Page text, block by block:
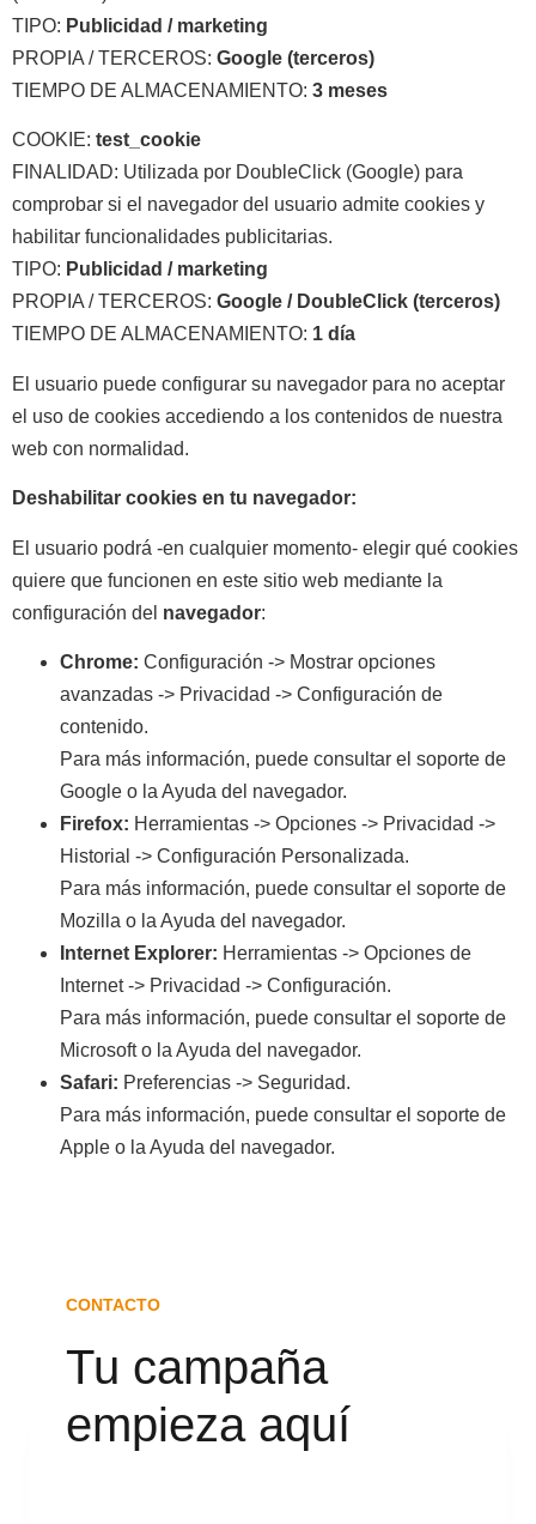
TIPO: Publicidad / marketing
PROPIA / TERCEROS: Google (terceros)
TIEMPO DE ALMACENAMIENTO: 3 meses
COOKIE: test_cookie
FINALIDAD: Utilizada por DoubleClick (Google) para
comprobar si el navegador del usuario admite cookies y
habilitar funcionalidades publicitarias.
TIPO: Publicidad / marketing
PROPIA / TERCEROS: Google / DoubleClick (terceros)
TIEMPO DE ALMACENAMIENTO: 1 día
El usuario puede configurar su navegador para no aceptar
el uso de cookies accediendo a los contenidos de nuestra
web con normalidad.
Deshabilitar cookies en tu navegador:
El usuario podrá -en cualquier momento- elegir qué cookies
quiere que funcionen en este sitio web mediante la
configuración del navegador:
Chrome: Configuración -> Mostrar opciones
avanzadas -> Privacidad -> Configuración de
contenido.
Para más información, puede consultar el soporte de
Google o la Ayuda del navegador.
Firefox: Herramientas -> Opciones -> Privacidad ->
Historial -> Configuración Personalizada.
Para más información, puede consultar el soporte de
Mozilla o la Ayuda del navegador.
Internet Explorer: Herramientas -> Opciones de
Internet -> Privacidad -> Configuración.
Para más información, puede consultar el soporte de
Microsoft o la Ayuda del navegador.
Safari: Preferencias -> Seguridad.
Para más información, puede consultar el soporte de
Apple o la Ayuda del navegador.
CONTACTO
Tu campaña
empieza aquí